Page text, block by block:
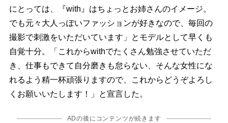
にとっては、『with』はちょっとお姉さんのイメージ。
でも元々大人っぽいファッションが好きなので、毎回の
撮影で刺激をいただいています」とモデルとして早くも
自覚十分。「これからwithでたくさん勉強させていただ
き、仕事もできて自分磨きも怠らない、そんな女性にな
れるよう精一杯頑張りますので、これからどうぞよろし
くお願いいたします！」と宣言した。
ADの後にコンテンツが続きます